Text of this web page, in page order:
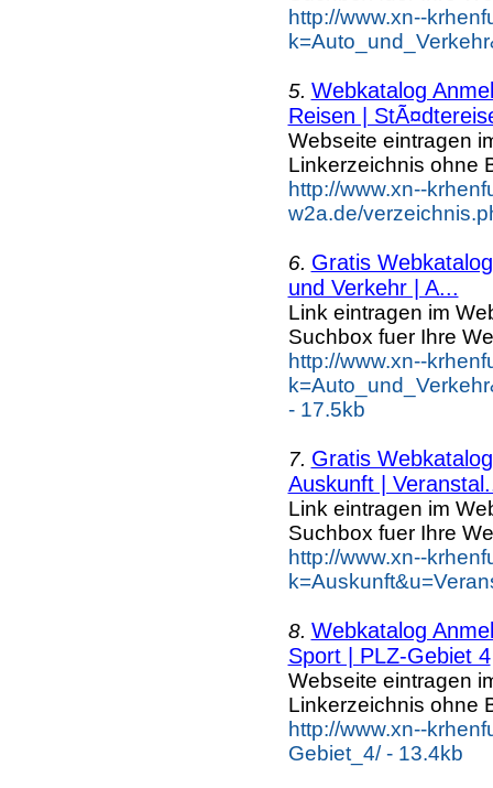
http://www.xn--
5. Webkatalog
Reisen |
Webseite eintragen
Linkerzeichnis ohne
http://www.xn--
w2a.de/
6. Gratis
und Verkehr | A...
Link eintragen im
Suchbox fuer Ihre
http://www.xn--
- 17.5kb
7. Gratis
Auskunft |
Link eintragen im
Suchbox fuer Ihre
http://www.xn--
8. Webkatalog
Sport | PLZ-Gebiet 4
Webseite eintragen
Linkerzeichnis ohne
http://www.xn--
Gebiet_4/ - 13.4kb